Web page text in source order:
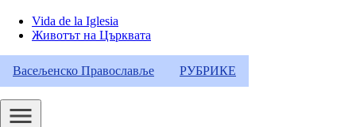
Header
Category
Menu
Vida de la Iglesia
Животът на Църквата
Васељенско Православље РУБРИКЕ